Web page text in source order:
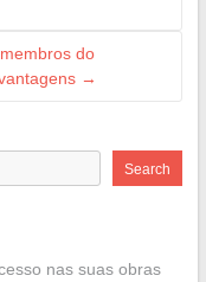
do
→
Search
nas suas obras